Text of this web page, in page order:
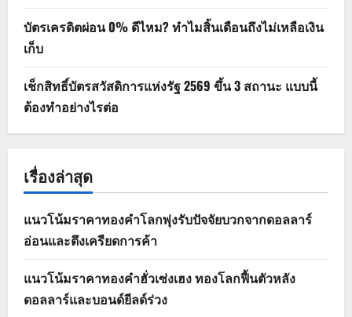
บัตรเครดิตผ่อน 0% ดีไหม? ทำไมสิ้นเดือนถึงไม่เหลือเงิน
เก็บ
เช็กสิทธิ์บัตรสวัสดิการแห่งรัฐ 2569 ขึ้น 3 สถานะ แบบนี้
ต้องทำอย่างไรต่อ
เรื่องล่าสุด
แนวโน้มราคาทองคำโลกพุ่งรับปัจจัยบวกจากดอลลาร์
อ่อนและตึงเครียดการค้า
แนวโน้มราคาทองคำฮั่วเซ่งเฮง ทองโลกฟื้นตัวหลัง
ดอลลาร์และบอนด์ยีลด์ร่วง